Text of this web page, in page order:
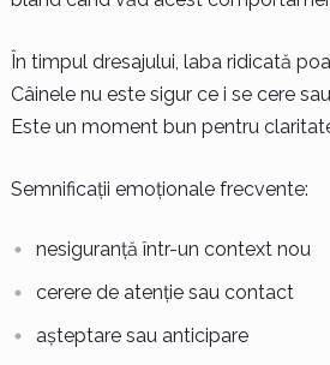
În timpul dresajului, laba ridicată
Câinele nu este sigur ce i se cere
Este un moment bun pentru
Semnificații emoționale frecvente:
nesiguranță într-un context nou
cerere de atenție sau contact
așteptare sau anticipare